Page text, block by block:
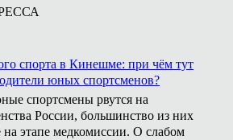
спорта в Кинешме: при чём тут
юных спортсменов?
спортсмены рвутся на
России, большинство из них
на этапе медкомиссии. О слабом